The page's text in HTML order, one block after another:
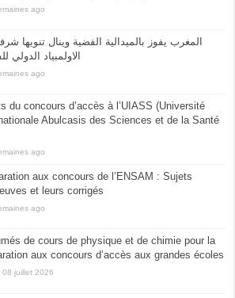
ago
المغرب يفوز بالميدالية الفضية وينال تنويها
الاولمبياد الدولي
ago
du concours d’accès à l’UIASS (Université
Abulcasis des Sciences et de la Santé
ago
aux concours de l’ENSAM : Sujets
et leurs corrigés
ago
de cours de physique et de chimie pour la
aux concours d’accès aux grandes écoles
08 juillet 2026